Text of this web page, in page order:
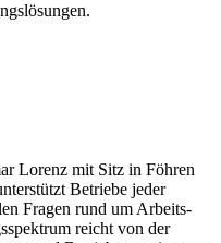
Lorenz mit Sitz in Föhren
Betriebe jeder
Fragen rund um Arbeits-
reicht von der